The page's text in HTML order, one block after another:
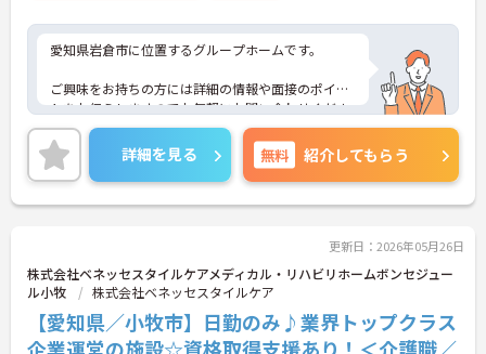
愛知県岩倉市に位置するグループホームです。
ご興味をお持ちの方には詳細の情報や面接のポイン
トをお伝えしますのでお気軽にお問い合わせくださ
いませ。
詳細を見る 無料 紹介してもらう
更新日：2026年05月26日
株式会社ベネッセスタイルケアメディカル・リハビリホームボンセジュー
ル小牧
株式会社ベネッセスタイルケア
【愛知県／小牧市】日勤のみ♪業界トップクラス